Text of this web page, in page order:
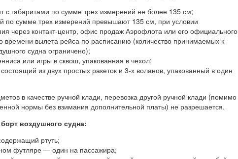
с габаритами по сумме трех измерений не более 135 см;
по сумме трех измерений превышают 135 см, при условии
через контакт-центр, офис продаж Аэрофлота или его официального
времени вылета рейса по расписанию (количество принимаемых к
судна ограничено);
или игры в сквош, упакованная в чехол;
из двух простых ракеток и 3-х воланов, упакованный в один
в качестве ручной клади, перевозка другой ручной клади (помимо
нормы без взимания дополнительной платы) не разрешается.
воздушного судна:
ртуть;
футляре — один на пассажира;